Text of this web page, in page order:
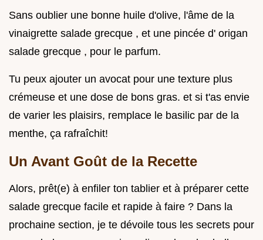
Sans oublier une bonne huile d'olive, l'âme de la
vinaigrette salade grecque , et une pincée d' origan
salade grecque , pour le parfum.
Tu peux ajouter un avocat pour une texture plus
crémeuse et une dose de bons gras. et si t'as envie
de varier les plaisirs, remplace le basilic par de la
menthe, ça rafraîchit!
Un Avant Goût de la Recette
Alors, prêt(e) à enfiler ton tablier et à préparer cette
salade grecque facile et rapide à faire ? Dans la
prochaine section, je te dévoile tous les secrets pour